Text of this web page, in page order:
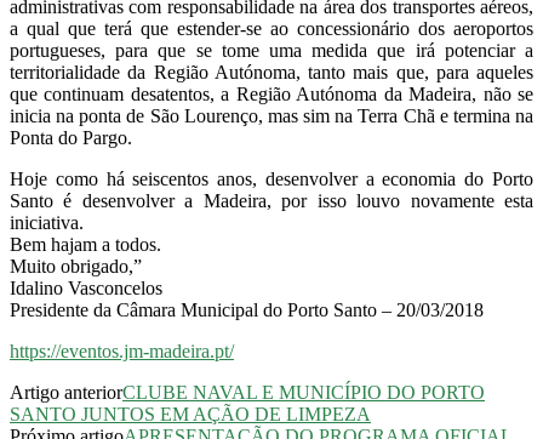
administrativas com responsabilidade na área dos transportes aéreos,
a qual que terá que estender-se ao concessionário dos aeroportos
portugueses, para que se tome uma medida que irá potenciar a
territorialidade da Região Autónoma, tanto mais que, para aqueles
que continuam desatentos, a Região Autónoma da Madeira, não se
inicia na ponta de São Lourenço, mas sim na Terra Chã e termina na
Ponta do Pargo.
Hoje como há seiscentos anos, desenvolver a economia do Porto
Santo é desenvolver a Madeira, por isso louvo novamente esta
iniciativa.
Bem hajam a todos.
Muito obrigado,”
Idalino Vasconcelos
Presidente da Câmara Municipal do Porto Santo – 20/03/2018
https://eventos.jm-madeira.pt/
Artigo anteriorCLUBE NAVAL E MUNICÍPIO DO PORTO
SANTO JUNTOS EM AÇÃO DE LIMPEZA